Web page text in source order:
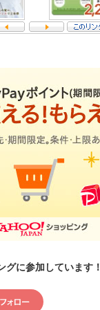
グに参加しています！